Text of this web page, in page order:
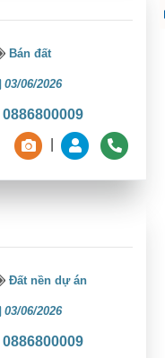
Bán đất
03/06/2026
0886800009
Đất nền dự án
03/06/2026
0886800009